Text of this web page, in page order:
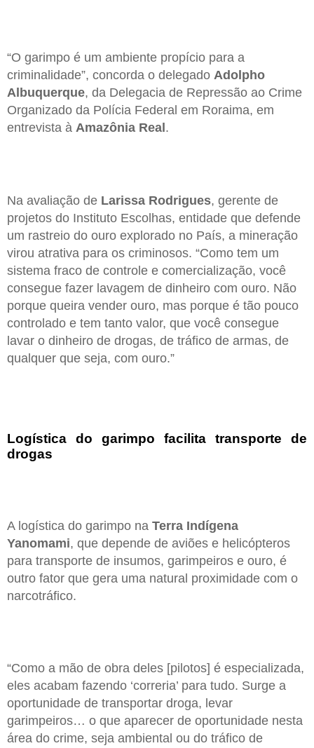
“O garimpo é um ambiente propício para a
criminalidade”, concorda o delegado Adolpho
Albuquerque, da Delegacia de Repressão ao Crime
Organizado da Polícia Federal em Roraima, em
entrevista à Amazônia Real .
Na avaliação de Larissa Rodrigues, gerente de
projetos do Instituto Escolhas, entidade que defende
um rastreio do ouro explorado no País, a mineração
virou atrativa para os criminosos. “Como tem um
sistema fraco de controle e comercialização, você
consegue fazer lavagem de dinheiro com ouro. Não
porque queira vender ouro, mas porque é tão pouco
controlado e tem tanto valor, que você consegue
lavar o dinheiro de drogas, de tráfico de armas, de
qualquer que seja, com ouro.”
Logística do garimpo facilita transporte de
drogas
A logística do garimpo na Terra Indígena
Yanomami, que depende de aviões e helicópteros
para transporte de insumos, garimpeiros e ouro, é
outro fator que gera uma natural proximidade com o
narcotráfico.
“Como a mão de obra deles [pilotos] é especializada,
eles acabam fazendo ‘correria’ para tudo. Surge a
oportunidade de transportar droga, levar
garimpeiros… o que aparecer de oportunidade nesta
área do crime, seja ambiental ou do tráfico de